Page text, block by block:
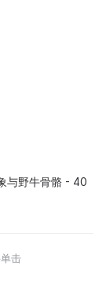
与野牛骨骼 - 40
击